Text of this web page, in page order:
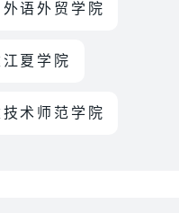
语外贸学院
夏学院
术师范学院